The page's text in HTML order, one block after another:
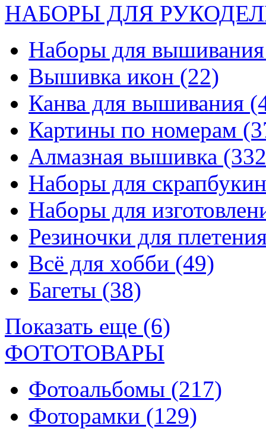
НАБОРЫ ДЛЯ
Наборы для
Вышивка икон (22)
Канва для вышивания
Картины по номерам
Алмазная вышивка
Наборы для
Наборы для
Резиночки для
Всё для хобби (49)
Багеты (38)
Показать еще (6)
ФОТОТОВАРЫ
Фотоальбомы (217)
Фоторамки (129)